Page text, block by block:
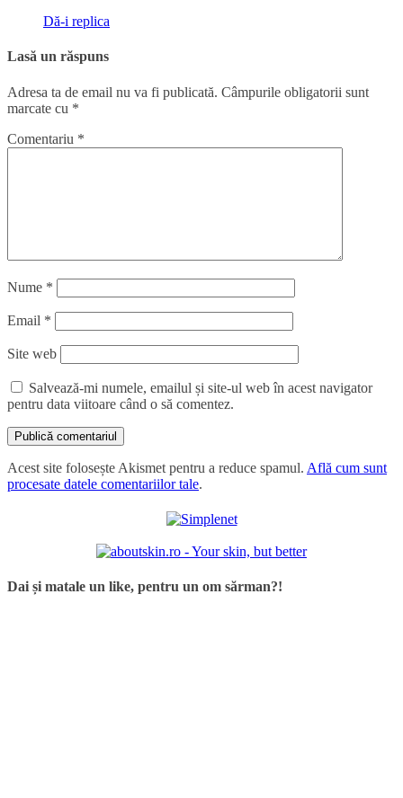
Dă-i replica
Lasă un răspuns
Adresa ta de email nu va fi publicată. Câmpurile obligatorii sunt
marcate cu *
Comentariu *
Nume *
Email *
Site web
Salvează-mi numele, emailul și site-ul web în acest navigator
pentru data viitoare când o să comentez.
Acest site folosește Akismet pentru a reduce spamul. Află cum sunt
procesate datele comentariilor tale.
Dai și matale un like, pentru un om sărman?!